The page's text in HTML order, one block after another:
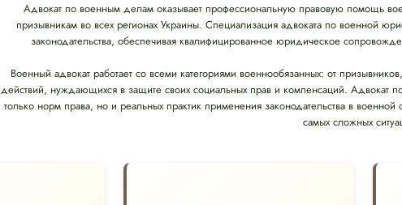
Адвокат по военным делам оказывает профессиональную правовую помощь
призывникам во всех регионах Украины. Специализация адвоката по военной
законодательства, обеспечивая квалифицированное юридическое
Военный адвокат работает со всеми категориями военнообязанных: от
действий, нуждающихся в защите своих социальных прав и компенсаций. Адвокат
только норм права, но и реальных практик применения законодательства в
самых сложных